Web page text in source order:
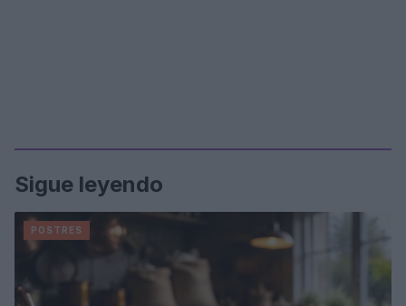
Sigue leyendo
POSTRES